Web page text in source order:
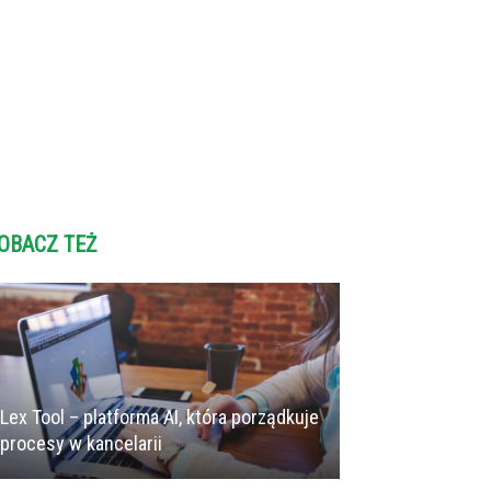
TEŻ
Lex Tool – platforma AI, która porządkuje
procesy w kancelarii